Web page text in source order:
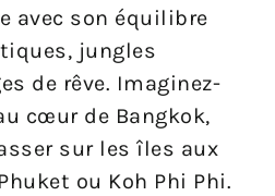
avec son équilibre
jungles
de rêve. Imaginez-
cœur de Bangkok,
sur les îles aux
ou Koh Phi Phi.